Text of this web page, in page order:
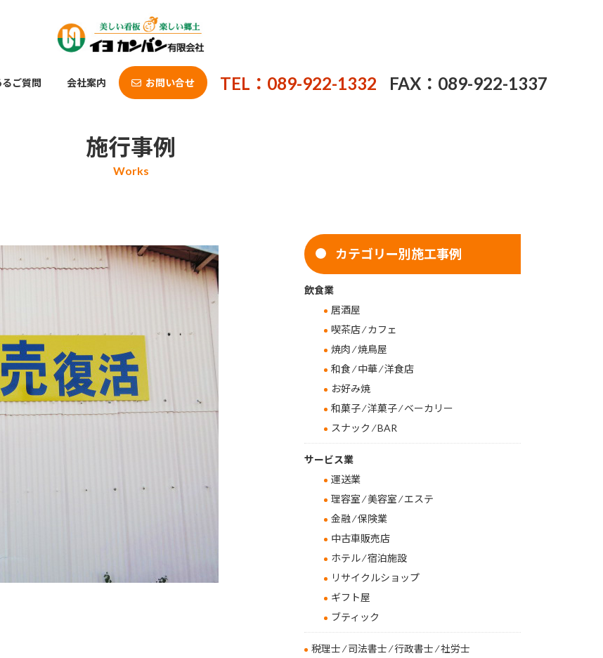
ご質問 会社案内 お問い合せ TEL：089-922-1332 FAX：089-922-1337
施行事例
カテゴリー別施工事例
飲食業
居酒屋
喫茶店 ⁄ カフェ
焼肉 ⁄ 焼鳥屋
和食 ⁄ 中華 ⁄ 洋食店
お好み焼
和菓子 ⁄ 洋菓子 ⁄ ベーカリー
スナック ⁄ BAR
サービス業
運送業
理容室 ⁄ 美容室 ⁄ エステ
金融 ⁄ 保険業
中古車販売店
ホテル ⁄ 宿泊施設
リサイクルショップ
ギフト屋
ブティック
税理士 ⁄ 司法書士 ⁄ 行政書士 ⁄ 社労士